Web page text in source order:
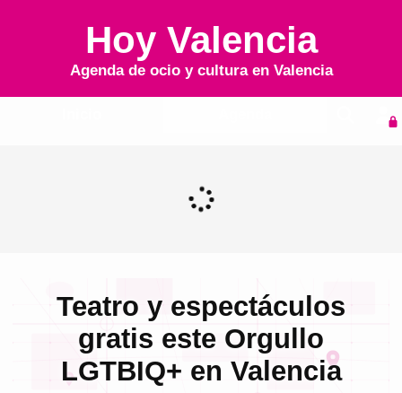
Hoy Valencia
Agenda de ocio y cultura en Valencia
Teatro y espectáculos
gratis este Orgullo
LGTBIQ+ en Valencia